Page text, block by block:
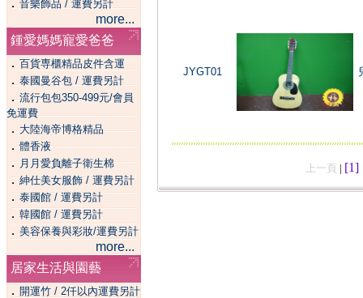
． 音樂飾品 / 運費另計
more...
鍾愛媽媽寵愛爸爸
． 百貨専櫃精品皮件含運
． 泰國曼谷包 / 運費另計
． 流行包包350-499元/會員
免運費
．大陸海帝博格精品
．體香液
．月月愛負離子衛生棉
．紳仕美女服飾 / 運費另計
．泰國館 / 運費另計
． 韓國館 / 運費另計
． 美容保養與彩妝/運費另計
more...
居家生活與園藝
． 開運竹 / 2仟以內運費另計
JYGT01
上一頁 | [1]